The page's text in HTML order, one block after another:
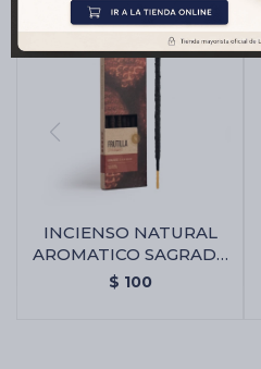
INCIENSO NATURAL
AROMATICO SAGRADA
MADRE - Frutilla
$ 100